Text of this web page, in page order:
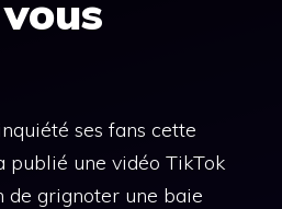
ses fans cette
publié une vidéo TikTok
de grignoter une baie